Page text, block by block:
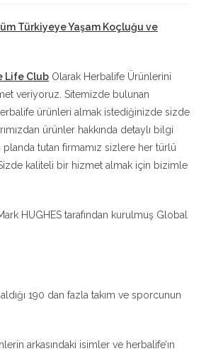
Türkiyeye Yaşam Koçluğu ve
Life Club Olarak Herbalife Ürünlerini
veriyoruz. Sitemizde bulunan
ürünleri almak istediğinizde sizde
ürünler hakkında detaylı bilgi
tutan firmamız sizlere her türlü
kaliteli bir hizmet almak için bizimle
HUGHES tarafından kurulmuş Global
190 dan fazla takım ve sporcunun
arkasındaki isimler ve herbalife’ın